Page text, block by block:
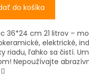
do košíka
36*24 cm 21 litrov –
elektrické,
riadu, ľahko sa čistí.
Nepoužívajte